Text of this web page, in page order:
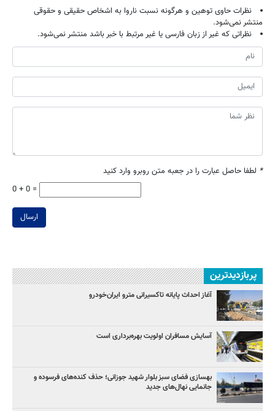
نظرات حاوی توهین و هرگونه نسبت ناروا به اشخاص حقیقی و حقوقی
منتشر نمی‌شود.
نظراتی که غیر از زبان فارسی یا غیر مرتبط با خبر باشد منتشر نمی‌شود.
* لطفا حاصل عبارت را در جعبه متن روبرو وارد کنید
0 + 0 =
ارسال
پربازدیدترین
آغاز احداث پایانه تاکسیرانی مترو ایران‌خودرو
آسایش مسافران اولویت بهره‌برداری است
بهسازی فضای سبز بلوار شهید جوزانی؛ حذف کنده‌های فرسوده و
جانمایی نهال‌های جدید